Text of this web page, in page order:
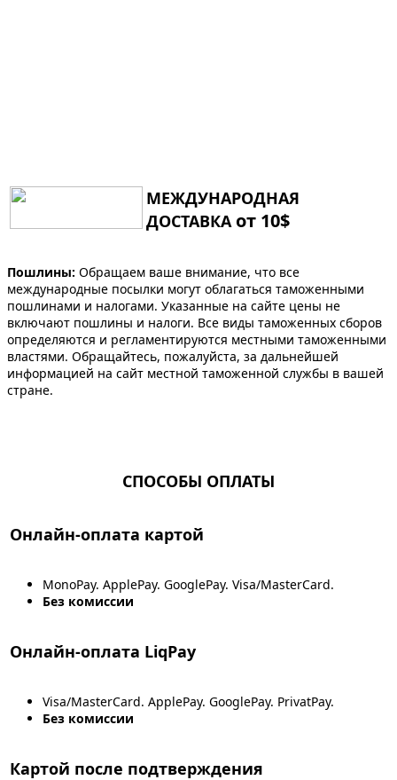
МЕЖДУНАРОДНАЯ
ДОСТАВКА от 10$
Пошлины: Обращаем ваше внимание, что все
международные посылки могут облагаться таможенными
пошлинами и налогами. Указанные на сайте цены не
включают пошлины и налоги. Все виды таможенных сборов
определяются и регламентируются местными таможенными
властями. Обращайтесь, пожалуйста, за дальнейшей
информацией на сайт местной таможенной службы в вашей
стране.
СПОСОБЫ ОПЛАТЫ
Онлайн-оплата картой
MonoPay. ApplePay. GooglePay. Visa/MasterCard.
Без комиссии
Онлайн-оплата LiqPay
Visa/MasterCard. ApplePay. GooglePay. PrivatPay.
Без комиссии
Картой после подтверждения